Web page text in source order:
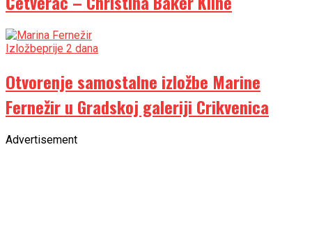
Izložbeprije 2 dana
Otvorenje samostalne izložbe Marine
Fernežir u Gradskoj galeriji Crikvenica
Advertisement